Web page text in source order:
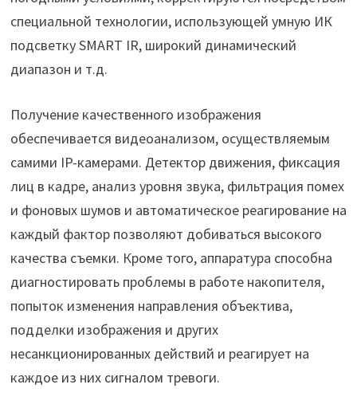
специальной технологии, использующей умную ИК
подсветку SMART IR, широкий динамический
диапазон и т.д.
Получение качественного изображения
обеспечивается видеоанализом, осуществляемым
самими IP-камерами. Детектор движения, фиксация
лиц в кадре, анализ уровня звука, фильтрация помех
и фоновых шумов и автоматическое реагирование на
каждый фактор позволяют добиваться высокого
качества съемки. Кроме того, аппаратура способна
диагностировать проблемы в работе накопителя,
попыток изменения направления объектива,
подделки изображения и других
несанкционированных действий и реагирует на
каждое из них сигналом тревоги.